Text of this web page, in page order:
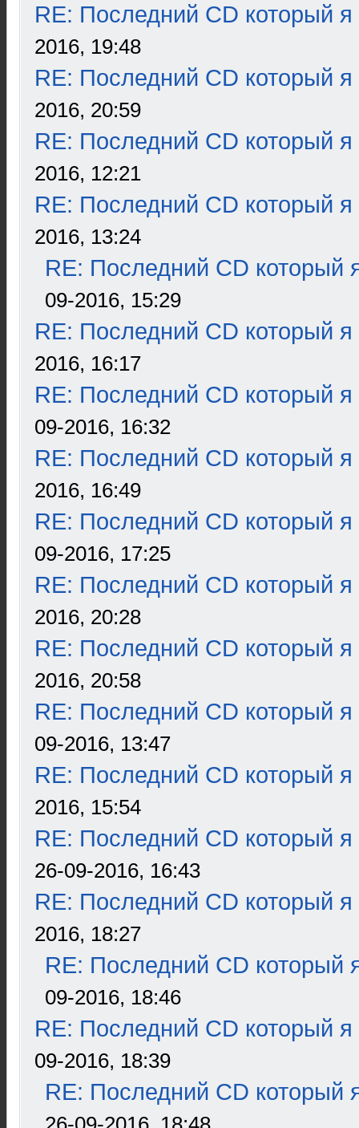
RE: Последний CD который я
2016, 19:48
RE: Последний CD который я
2016, 20:59
RE: Последний CD который я
2016, 12:21
RE: Последний CD который я
2016, 13:24
RE: Последний CD который
09-2016, 15:29
RE: Последний CD который я
2016, 16:17
RE: Последний CD который я
09-2016, 16:32
RE: Последний CD который я
2016, 16:49
RE: Последний CD который я
09-2016, 17:25
RE: Последний CD который я
2016, 20:28
RE: Последний CD который я
2016, 20:58
RE: Последний CD который я
09-2016, 13:47
RE: Последний CD который я
2016, 15:54
RE: Последний CD который я
26-09-2016, 16:43
RE: Последний CD который я
2016, 18:27
RE: Последний CD который
09-2016, 18:46
RE: Последний CD который я
09-2016, 18:39
RE: Последний CD который